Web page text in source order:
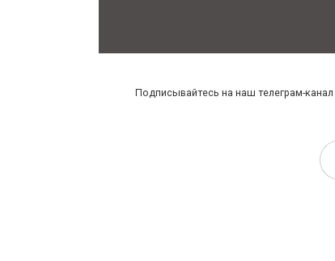
Подписывайтесь на наш телеграм-канал